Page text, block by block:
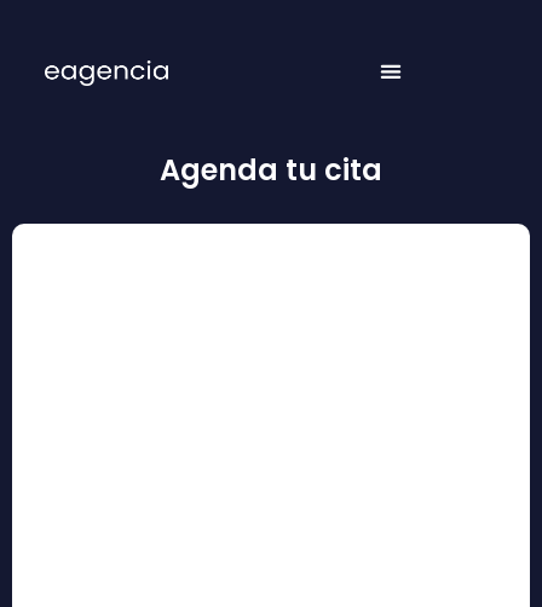
Agenda tu cita